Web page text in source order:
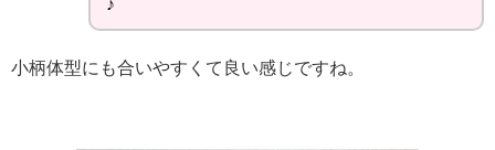
♪
小柄体型にも合いやすくて良い感じですね。